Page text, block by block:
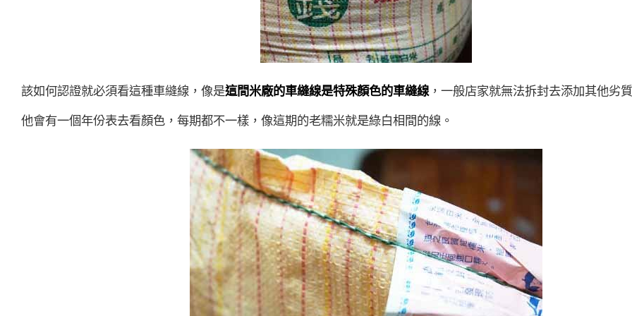
該如何認證就必須看這種車縫線，像是這間米廠的車縫線是特殊顏色的車縫線 ，一般店家就無法拆封去添加其他劣
他會有一個年份表去看顏色，每期都不一樣，像這期的老糯米就是綠白相間的線。